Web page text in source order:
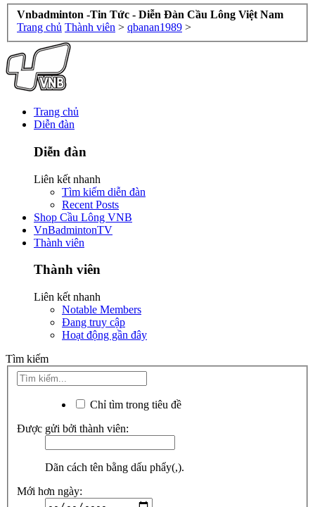
Vnbadminton -Tin Tức - Diễn Đàn Cầu Lông Việt Nam
Trang chủ Thành viên > qbanan1989 >
Trang chủ
Diễn đàn
Diễn đàn
Liên kết nhanh
Tìm kiếm diễn đàn
Recent Posts
Shop Cầu Lông VNB
VnBadmintonTV
Thành viên
Thành viên
Liên kết nhanh
Notable Members
Đang truy cập
Hoạt động gần đây
Tìm kiếm
Chỉ tìm trong tiêu đề
Được gửi bởi thành viên:
Dãn cách tên bằng dấu phẩy(,).
Mới hơn ngày: